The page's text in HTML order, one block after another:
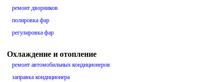
ремонт дворников
полировка фар
регулировка фар
Охлаждение и отопление
ремонт автомобильных кондиционеров
заправка кондиционера